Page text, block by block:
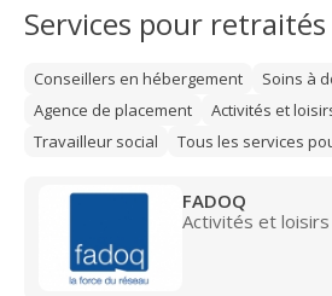
Services pour
Conseillers en hébergement
Soins à
Agence de placement
Activités et
Travailleur social
Tous les services
FADOQ
Activités et loisirs